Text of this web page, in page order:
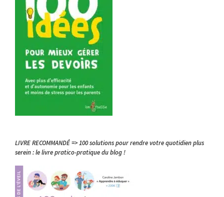
LIVRE RECOMMANDÉ => 100 solutions pour rendre votre quotidien plus
serein : le livre pratico-pratique du blog !